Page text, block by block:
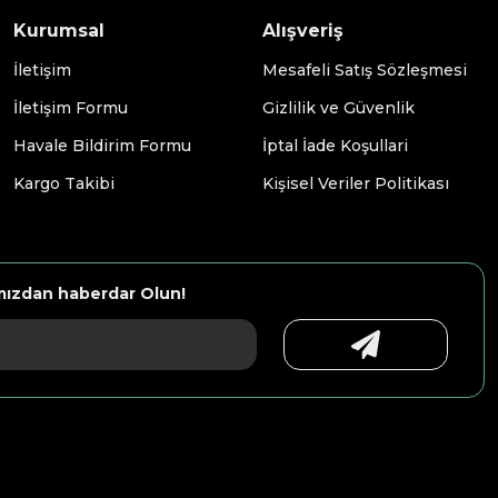
Kurumsal
İletişim
İletişim Formu
Havale Bildirim Formu
Kargo Takibi
Alışveriş
Mesafeli Satış Sözleşmesi
Gizlilik ve Güvenlik
İptal İade Koşullari
Kişisel Veriler Politikası
haberdar Olun!